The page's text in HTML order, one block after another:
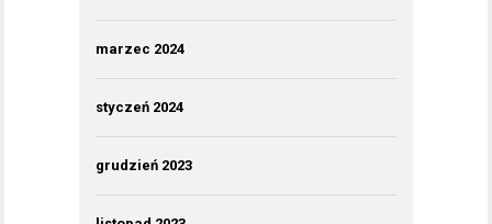
marzec 2024
styczeń 2024
grudzień 2023